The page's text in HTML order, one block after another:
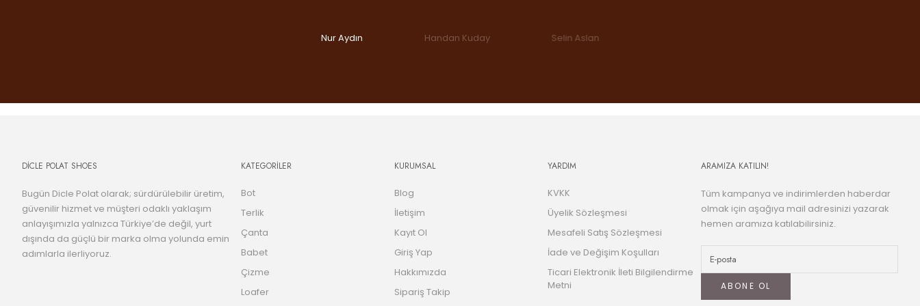
Nur Aydın Handan Kuday Selin Aslan
DİCLE POLAT SHOES
Bugün Dicle Polat olarak; sürdürülebilir üretim,
güvenilir hizmet ve müşteri odaklı yaklaşım
anlayışımızla yalnızca Türkiye’de değil, yurt
dışında da güçlü bir marka olma yolunda emin
adımlarla ilerliyoruz.
KATEGORİLER
Bot
Terlik
Çanta
Babet
Çizme
Loafer
KURUMSAL
Blog
İletişim
Kayıt Ol
Giriş Yap
Hakkımızda
Sipariş Takip
YARDIM
KVKK
Üyelik Sözleşmesi
Mesafeli Satış Sözleşmesi
İade ve Değişim Koşulları
Ticari Elektronik İleti Bilgilendirme
Metni
ARAMIZA KATILIN!
Tüm kampanya ve indirimlerden haberdar
olmak için aşağıya mail adresinizi yazarak
hemen aramıza katılabilirsiniz.
ABONE OL